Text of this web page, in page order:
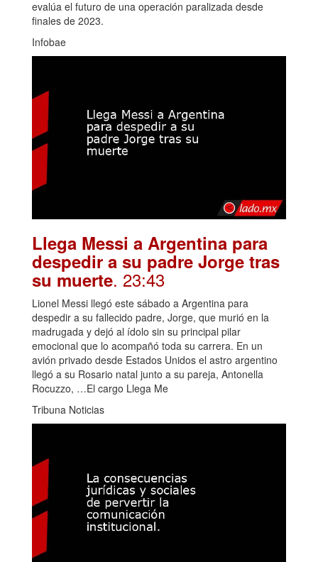
evalúa el futuro de una operación paralizada desde
finales de 2023.
Infobae
Llega Messi a Argentina para
despedir a su padre Jorge tras
su muerte. 23:43
Lionel Messi llegó este sábado a Argentina para
despedir a su fallecido padre, Jorge, que murió en la
madrugada y dejó al ídolo sin su principal pilar
emocional que lo acompañó toda su carrera. En un
avión privado desde Estados Unidos el astro argentino
llegó a su Rosario natal junto a su pareja, Antonella
Rocuzzo, …El cargo Llega Me
Tribuna Noticias